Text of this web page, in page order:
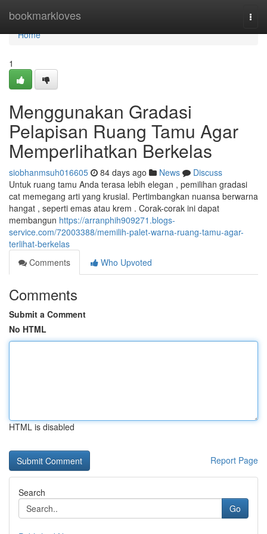
bookmarkloves
Home
Home
1
Menggunakan Gradasi
Pelapisan Ruang Tamu Agar
Memperlihatkan Berkelas
siobhanmsuh016605 84 days ago News
Discuss
Untuk ruang tamu Anda terasa lebih elegan , pemilihan gradasi
cat memegang arti yang krusial. Pertimbangkan nuansa berwarna
hangat , seperti emas atau krem . Corak-corak ini dapat
membangun https://arranphih909271.blogs-
service.com/72003388/memilih-palet-warna-ruang-tamu-agar-
terlihat-berkelas
Comments
Who Upvoted
Comments
Submit a Comment
No HTML
HTML is disabled
Report Page
Search
Go